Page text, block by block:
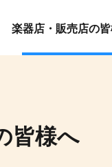
楽器店・販売店の
皆様へ